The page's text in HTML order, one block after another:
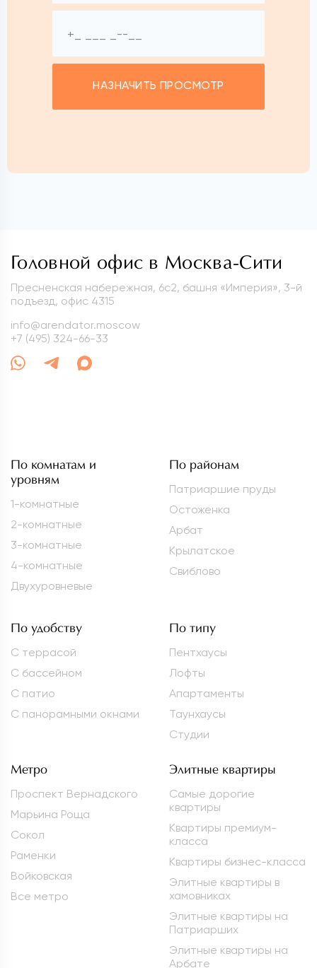
НАЗНАЧИТЬ ПРОСМОТР
Головной офис в Москва-Сити
Пресненская набережная, 6с2, башня «Империя», 3-й
подъезд, офис 4315
info@arendator.moscow
+7 (495) 324-66-33
По комнатам и
уровням
1-комнатные
2-комнатные
3-комнатные
4-комнатные
Двухуровневые
По районам
Патриаршие пруды
Остоженка
Арбат
Крылатское
Свиблово
По удобству
С террасой
С бассейном
С патио
С панорамными окнами
По типу
Пентхаусы
Лофты
Апартаменты
Таунхаусы
Студии
Метро
Проспект Вернадского
Марьина Роща
Сокол
Раменки
Войковская
Все метро
Элитные квартиры
Самые дорогие
квартиры
Квартиры премиум-
класса
Квартиры бизнес-класса
Элитные квартиры в
хамовниках
Элитные квартиры на
Патриарших
Элитные квартиры на
Арбате